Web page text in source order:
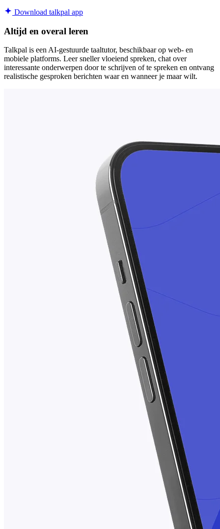
Download talkpal app
Altijd en overal leren
Talkpal is een AI-gestuurde taaltutor, beschikbaar op web- en
mobiele platforms. Leer sneller vloeiend spreken, chat over
interessante onderwerpen door te schrijven of te spreken en ontvang
realistische gesproken berichten waar en wanneer je maar wilt.